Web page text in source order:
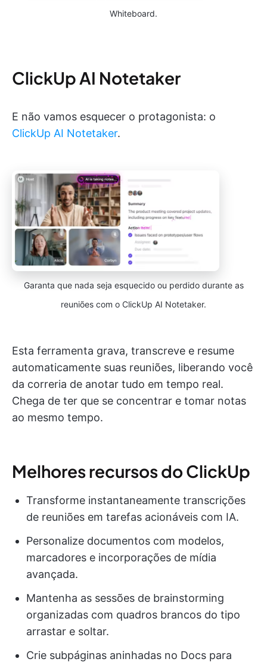
Whiteboard.
ClickUp AI Notetaker
E não vamos esquecer o protagonista: o
ClickUp AI Notetaker.
Garanta que nada seja esquecido ou perdido durante as
reuniões com o ClickUp AI Notetaker.
Esta ferramenta grava, transcreve e resume
automaticamente suas reuniões, liberando você
da correria de anotar tudo em tempo real.
Chega de ter que se concentrar e tomar notas
ao mesmo tempo.
Melhores recursos do ClickUp
Transforme instantaneamente transcrições
de reuniões em tarefas acionáveis com IA.
Personalize documentos com modelos,
marcadores e incorporações de mídia
avançada.
Mantenha as sessões de brainstorming
organizadas com quadros brancos do tipo
arrastar e soltar.
Crie subpáginas aninhadas no Docs para